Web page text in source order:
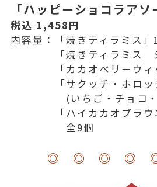
「ハッピーショコラアソ
税込 1,458円
内容量：「焼きティラミス
「焼きティラミス シ
「カカオベリーウィ
「サクッチ・ホロッ
(いちご・チョコ・バ
「ハイカカオブラウ
全9個
◎ ◎ ◎ ◎